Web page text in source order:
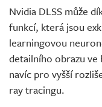
Nvidia DLSS může
funkcí, která jsou
learningovou
detailního obrazu ve
navíc pro vyšší
ray tracingu.